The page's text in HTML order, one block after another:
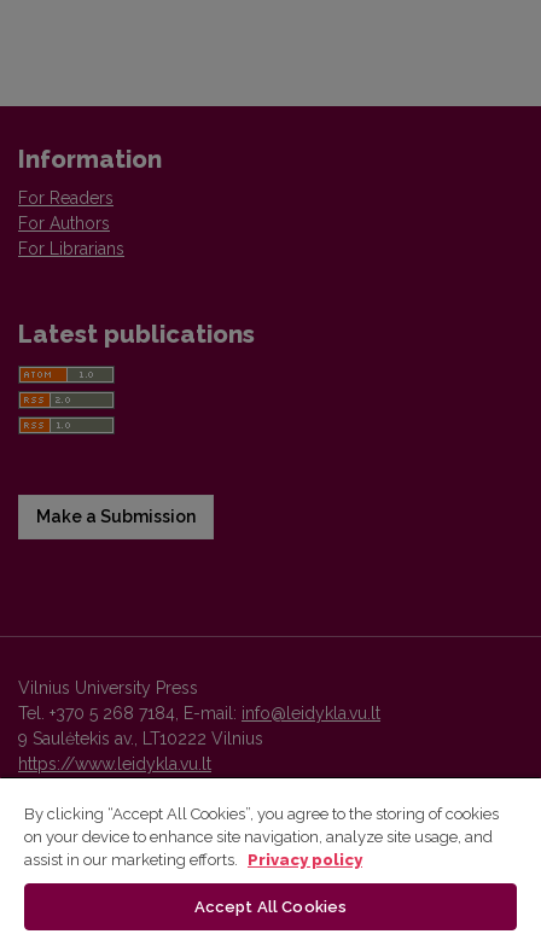
Information
For Readers
For Authors
For Librarians
Latest publications
Make a Submission
Vilnius University Press
Tel. +370 5 268 7184, E-mail: info@leidykla.vu.lt
9 Saulėtekis av., LT10222 Vilnius
https://www.leidykla.vu.lt
Vilnius University Press platform and metadata are distributed by
By clicking “Accept All Cookies”, you agree to the storing of cookies
on your device to enhance site navigation, analyze site usage, and
assist in our marketing efforts.
Privacy policy
Accept All Cookies